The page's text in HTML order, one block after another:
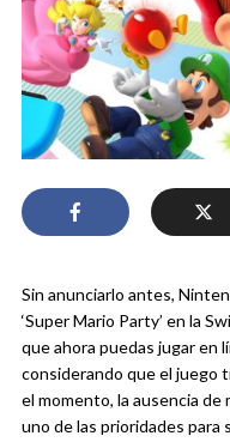
Sin anunciarlo antes,
‘Super Mario Party’ en la
que ahora puedas jugar en
considerando que el juego
el momento, la ausencia de
uno de las prioridades para